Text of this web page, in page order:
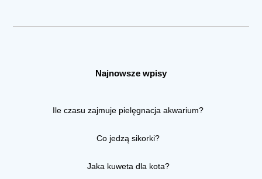
Najnowsze wpisy
Ile czasu zajmuje pielęgnacja akwarium?
Co jedzą sikorki?
Jaka kuweta dla kota?